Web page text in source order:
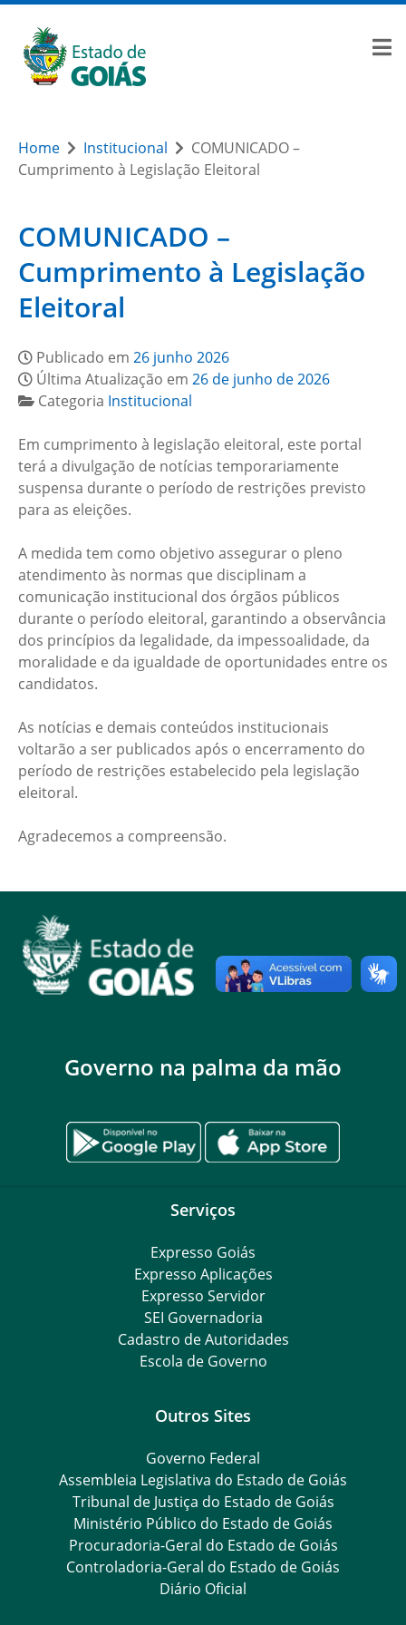
Home Institucional
COMUNICADO –
Cumprimento à Legislação Eleitoral
COMUNICADO –
Cumprimento à Legislação
Eleitoral
Publicado em 26 junho 2026
Última Atualização em 26 de junho de 2026
Categoria Institucional
Em cumprimento à legislação eleitoral, este portal
terá a divulgação de notícias temporariamente
suspensa durante o período de restrições previsto
para as eleições.
A medida tem como objetivo assegurar o pleno
atendimento às normas que disciplinam a
comunicação institucional dos órgãos públicos
durante o período eleitoral, garantindo a observância
dos princípios da legalidade, da impessoalidade, da
moralidade e da igualdade de oportunidades entre os
candidatos.
As notícias e demais conteúdos institucionais
voltarão a ser publicados após o encerramento do
período de restrições estabelecido pela legislação
eleitoral.
Agradecemos a compreensão.
Governo na palma da mão
Serviços
Expresso Goiás
Expresso Aplicações
Expresso Servidor
SEI Governadoria
Cadastro de Autoridades
Escola de Governo
Outros Sites
Governo Federal
Assembleia Legislativa do Estado de Goiás
Tribunal de Justiça do Estado de Goiás
Ministério Público do Estado de Goiás
Procuradoria-Geral do Estado de Goiás
Controladoria-Geral do Estado de Goiás
Diário Oficial